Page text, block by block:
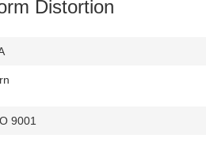
Distortion
9001